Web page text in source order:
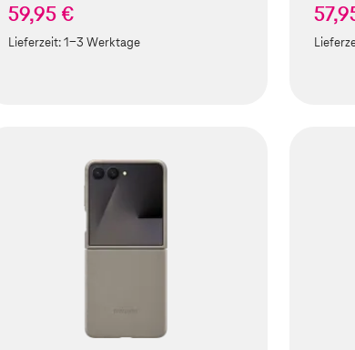
59,95 €
Lieferzeit:1-3 Werktage